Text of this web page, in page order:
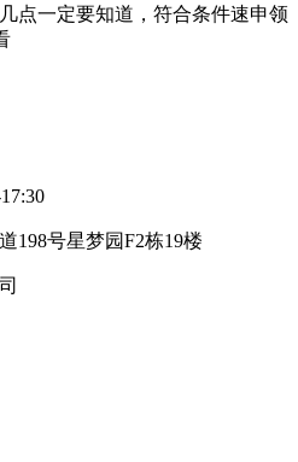
点一定要知道，符合条件速申领
198号星梦园F2栋19楼